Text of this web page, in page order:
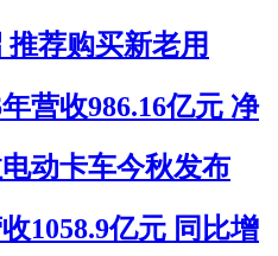
荐购买新老用
营收986.16亿元 净
动卡车今秋发布
1058.9亿元 同比增